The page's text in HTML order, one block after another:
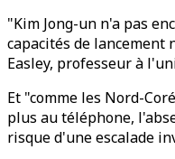
"Kim Jong-un n'a pas
capacités de lancement
Easley, professeur à
Et "comme les Nord-
plus au téléphone,
risque d'une escalade